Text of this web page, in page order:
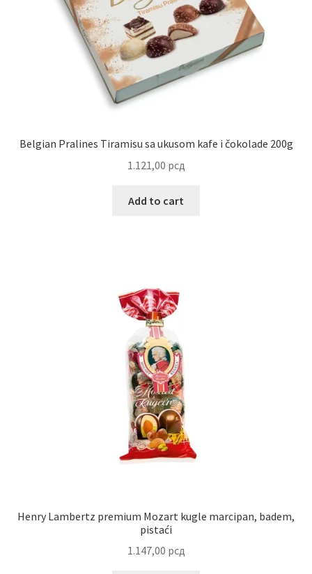
Reset password
Belgian Pralines Tiramisu sa ukusom kafe i čokolade 200g
1.121,00 рсд
Add to cart
Henry Lambertz premium Mozart kugle marcipan, badem,
pistaći
1.147,00 рсд